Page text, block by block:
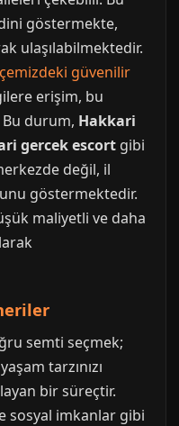
göstermekte,
ulaşılabilmektedir.
güvenilir
erişim, bu
durum, Hakkari
gercek escort gibi
değil, il
göstermektedir.
maliyetli ve daha
semti seçmek;
tarzınızı
bir süreçtir.
sosyal imkanlar gibi